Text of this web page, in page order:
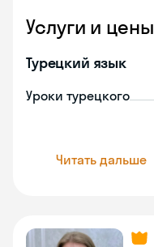
Услуги и цены
Турецкий язык
Уроки турецкого
Читать дальше